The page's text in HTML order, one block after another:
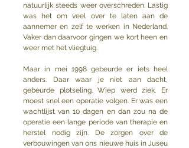
natuurlijk steeds weer overschreden. Lastig
was het om veel over te laten aan de
aannemer en zelf te werken in Nederland.
Vaker dan daarvoor gingen we kort heen en
weer met het vliegtuig.
Maar in mei 1998 gebeurde er iets heel
anders. Daar waar je niet aan dacht,
gebeurde plotseling. Wiep werd ziek. Er
moest snel een operatie volgen. Er was een
wachtlijst van 10 dagen en dan zou na de
operatie een lange periode van therapie en
herstel nodig zijn. De zorgen over de
verbouwingen van ons nieuwe huis in Juseu